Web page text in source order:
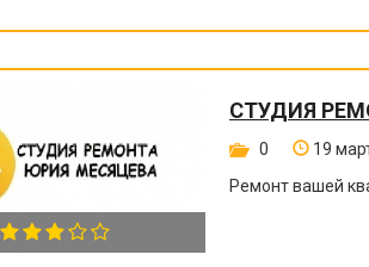
СТУДИЯ
0
19
Ремонт вашей